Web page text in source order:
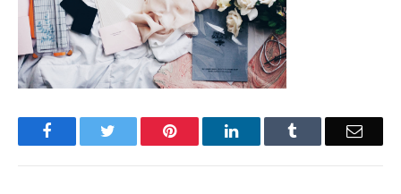
Facebook Pinterest LinkedIn Email